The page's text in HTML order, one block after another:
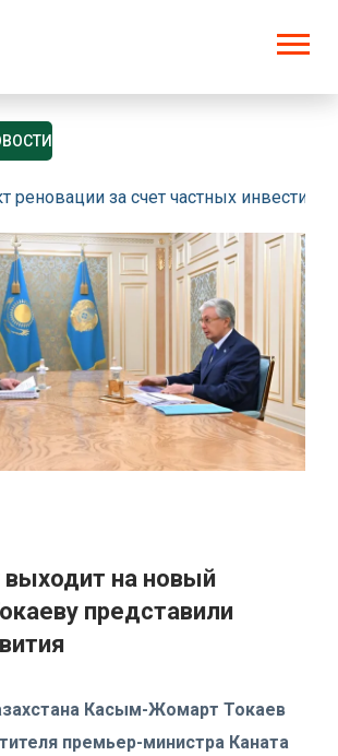
реновации за счет частных
выходит на новый
представили
Касым-Жомарт Токаев
премьер-министра Каната